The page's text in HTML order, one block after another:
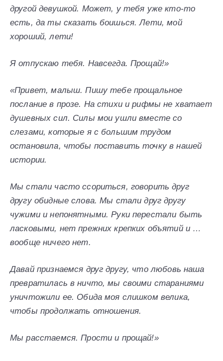
другой девушкой. Может, у тебя уже кто-то
есть, да ты сказать боишься. Лети, мой
хороший, лети!
Я отпускаю тебя. Навсегда. Прощай!»
«Привет, малыш. Пишу тебе прощальное
послание в прозе. На стихи и рифмы не хватает
душевных сил. Силы мои ушли вместе со
слезами, которые я с большим трудом
остановила, чтобы поставить точку в нашей
истории.
Мы стали часто ссориться, говорить друг
другу обидные слова. Мы стали друг другу
чужими и непонятными. Руки перестали быть
ласковыми, нет прежних крепких объятий и …
вообще ничего нет.
Давай признаемся друг другу, что любовь наша
превратилась в ничто, мы своими стараниями
уничтожили ее. Обида моя слишком велика,
чтобы продолжать отношения.
Мы расстаемся. Прости и прощай!»